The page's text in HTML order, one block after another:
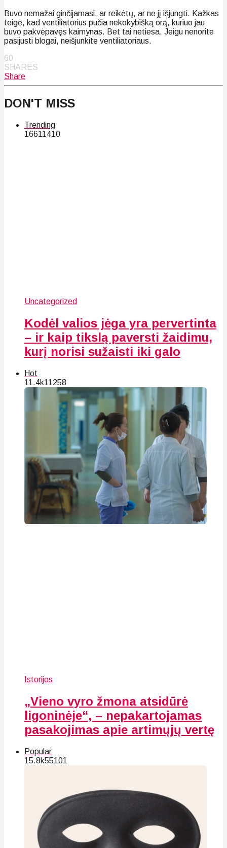
Buvo nemažai ginčijamasi, ar reikėtų, ar ne jį išjungti. Kažkas
teigė, kad ventiliatorius pučia nekokybišką orą, kuriuo jau
buvo pakvėpavęs kaimynas. Bet tai netiesa. Jeigu nenorite
pasijusti blogai, neišjunkite ventiliatoriaus.
60
SHARES
Share
DON'T MISS
Trending
16611410
Uncategorized
Kodėl valios jėga yra pervertinta
– ir kaip tikslą paversti žaidimu,
kurį norisi sužaisti iki galo
Hot
11.4k11258
Istorijos
„Vieno vyro žmona atsidūrė
ligoninėje“, – nepakartojamas
pasakojimas apie artimųjų vertę
Popular
15.8k55101